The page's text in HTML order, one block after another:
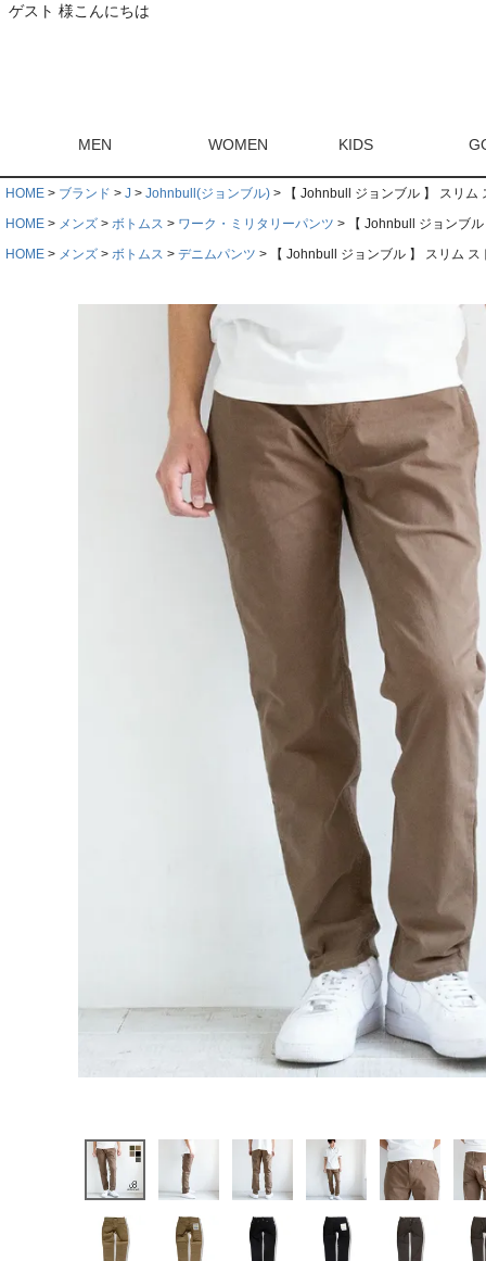
ゲスト 様こんにちは
MEN WOMEN KIDS
HOME ブランド J Johnbull(ジョンブル)
【 Johnbull ジョンブル 】 スリ
HOME
メンズ ボトムス ワーク・ミリタリーパンツ
【 Johnbull ジョンブ
HOME
メンズ ボトムス デニムパンツ 【 Johnbull ジョンブル 】 スリム